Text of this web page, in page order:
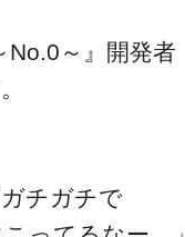
No.0～』開発者
チガチで